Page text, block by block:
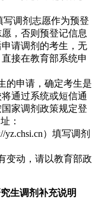
写调剂志愿作为预登
，否则预登记信息
请调剂的考生，无
接在教育部系统申
申请，确定考生是
通过系统或短信通
家调剂政策规定登
：
yz.chsi.cn）填写调剂
动，请以教育部政
生调剂补充说明